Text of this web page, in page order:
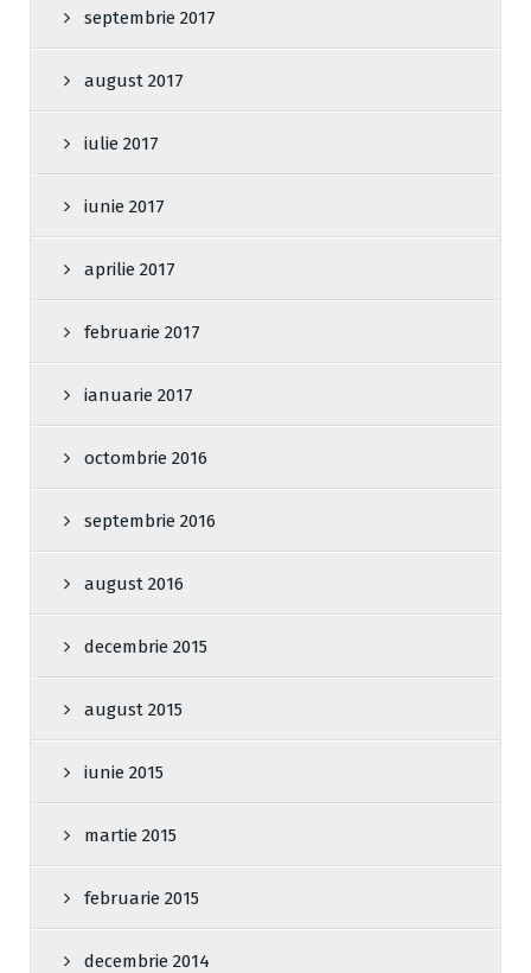
septembrie 2017
august 2017
iulie 2017
iunie 2017
aprilie 2017
februarie 2017
ianuarie 2017
octombrie 2016
septembrie 2016
august 2016
decembrie 2015
august 2015
iunie 2015
martie 2015
februarie 2015
decembrie 2014